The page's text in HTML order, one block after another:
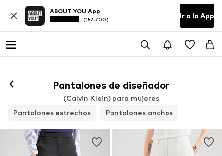
ABOUT YOU App
(152.700) Ir a la App
Pantalones de diseñador
(Calvin Klein) para mujeres
Pantalones estrechos
Pantalones anchos